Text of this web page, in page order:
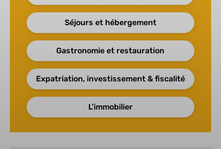
Séjours et hébergement
Gastronomie et restauration
Expatriation, investissement & fiscalité
L’immobilier